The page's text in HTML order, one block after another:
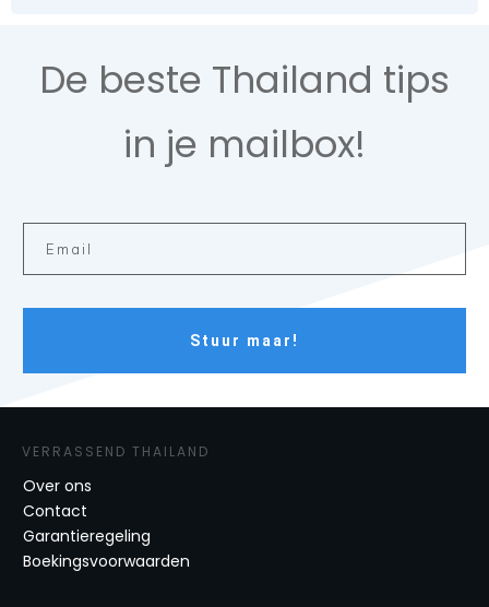
De beste Thailand tips
in je mailbox!
Stuur maar!
VERRASSEND THAILAND
Over ons
Contact
Garantieregeling
Boekingsvoorwaarden